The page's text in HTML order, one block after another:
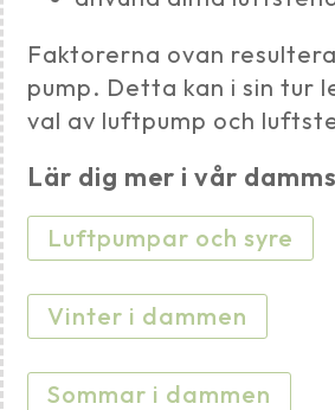
Faktorerna ovan
pump. Detta kan i sin tur
val av luftpump och
Lär dig mer i vår
Luftpumpar och syre
Vinter i dammen
Sommar i dammen